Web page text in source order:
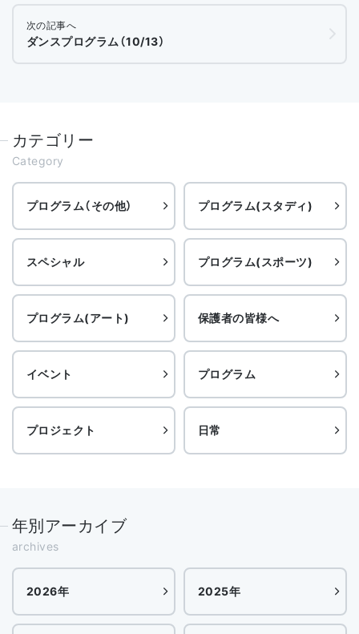
次の記事へ
ダンスプログラム（10/13）
カテゴリー
Category
プログラム（その他） プログラム(スタディ)
スペシャル プログラム(スポーツ)
プログラム(アート) 保護者の皆様へ
イベント プログラム
プロジェクト 日常
年別アーカイブ
archives
2026年 2025年